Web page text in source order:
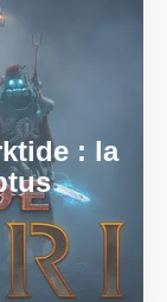
: la